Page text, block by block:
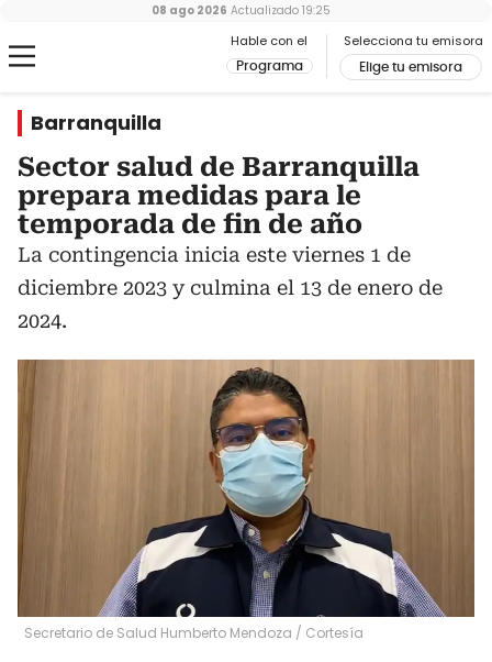
Hable con el
Programa
Selecciona tu emisora
Elige tu emisora
08 ago 2026 Actualizado 19:25
Barranquilla
Sector salud de Barranquilla
prepara medidas para le
temporada de fin de año
La contingencia inicia este viernes 1 de
diciembre 2023 y culmina el 13 de enero de
2024.
Secretario de Salud Humberto Mendoza / Cortesía